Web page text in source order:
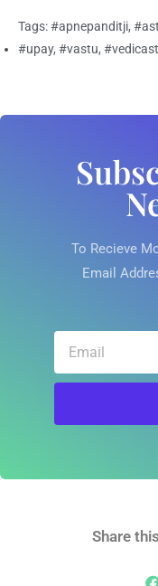
Tags:#apnepanditji,
#upay, #vastu,
To Recieve
Email
Share